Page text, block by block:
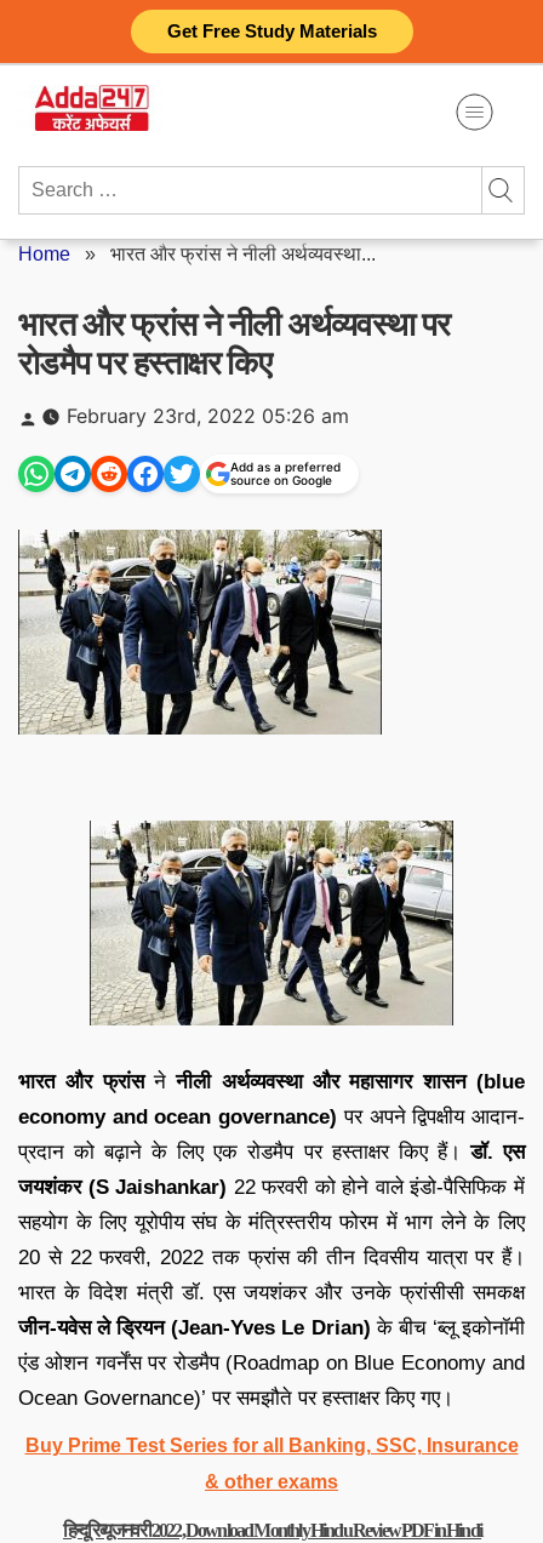
Get Free Study Materials
content
Search
Home » भारत और फ्रांस ने नीली अर्थव्यवस्था...
भारत और फ्रांस ने नीली अर्थव्यवस्था पर
रोडमैप पर हस्ताक्षर किए
Posted
by
February 23rd, 2022 05:26 am
Add as a preferred
source on Google
भारत और फ्रांसनेनीली अर्थव्यवस्था और महासागर शासन (blue
economy and ocean governance)पर अपने द्विपक्षीय आदान-
प्रदान को बढ़ाने के लिए एक रोडमैप पर हस्ताक्षर किए हैं।डॉ. एस
जयशंकर (S Jaishankar) 22 फरवरी को होने वाले इंडो-पैसिफिक में
सहयोग के लिए यूरोपीय संघ के मंत्रिस्तरीय फोरम में भाग लेने के लिए
20 से 22 फरवरी, 2022 तक फ्रांस की तीन दिवसीय यात्रा पर हैं।
भारत के विदेश मंत्री डॉ. एस जयशंकर और उनके फ्रांसीसी समकक्ष
जीन-यवेस ले ड्रियन (Jean-Yves Le Drian) के बीच ‘ब्लू इकोनॉमी
एंड ओशन गवर्नेंस पर रोडमैप (Roadmap on Blue Economy and
Ocean Governance)’ पर समझौते पर हस्ताक्षर किए गए।
Buy Prime Test Series for all Banking, SSC, Insurance
& other exams
हिन्दू रिव्यू जनवरी 2022, Download Monthly Hindu Review PDF in Hindi